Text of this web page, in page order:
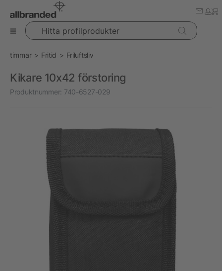
Hitta profilprodukter
timmar Fritid Friluftsliv
Kikare 10x42 förstoring
Produktnummer: 740-6527-029